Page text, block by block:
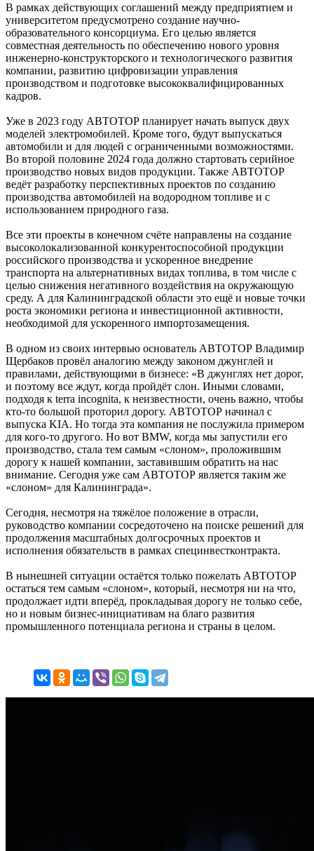
В рамках действующих соглашений между предприятием и
университетом предусмотрено создание научно-
образовательного консорциума. Его целью является
совместная деятельность по обеспечению нового уровня
инженерно-конструкторского и технологического развития
компании, развитию цифровизации управления
производством и подготовке высококвалифицированных
кадров.
Уже в 2023 году АВТОТОР планирует начать выпуск двух
моделей электромобилей. Кроме того, будут выпускаться
автомобили и для людей с ограниченными возможностями.
Во второй половине 2024 года должно стартовать серийное
производство новых видов продукции. Также АВТОТОР
ведёт разработку перспективных проектов по созданию
производства автомобилей на водородном топливе и с
использованием природного газа.
Все эти проекты в конечном счёте направлены на создание
высоколокализованной конкурентоспособной продукции
российского производства и ускоренное внедрение
транспорта на альтернативных видах топлива, в том числе с
целью снижения негативного воздействия на окружающую
среду. А для Калининградской области это ещё и новые точки
роста экономики региона и инвестиционной активности,
необходимой для ускоренного импортозамещения.
В одном из своих интервью основатель АВТОТОР Владимир
Щербаков провёл аналогию между законом джунглей и
правилами, действующими в бизнесе: «В джунглях нет дорог,
и поэтому все ждут, когда пройдёт слон. Иными словами,
подходя к terra incognita, к неизвестности, очень важно, чтобы
кто-то большой проторил дорогу. АВТОТОР начинал с
выпуска KIA. Но тогда эта компания не послужила примером
для кого-то другого. Но вот BMW, когда мы запустили его
производство, стала тем самым «слоном», проложившим
дорогу к нашей компании, заставившим обратить на нас
внимание. Сегодня уже сам АВТОТОР является таким же
«слоном» для Калининграда».
Сегодня, несмотря на тяжёлое положение в отрасли,
руководство компании сосредоточено на поиске решений для
продолжения масштабных долгосрочных проектов и
исполнения обязательств в рамках специнвестконтракта.
В нынешней ситуации остаётся только пожелать АВТОТОР
остаться тем самым «слоном», который, несмотря ни на что,
продолжает идти вперёд, прокладывая дорогу не только себе,
но и новым бизнес-инициативам на благо развития
промышленного потенциала региона и страны в целом.